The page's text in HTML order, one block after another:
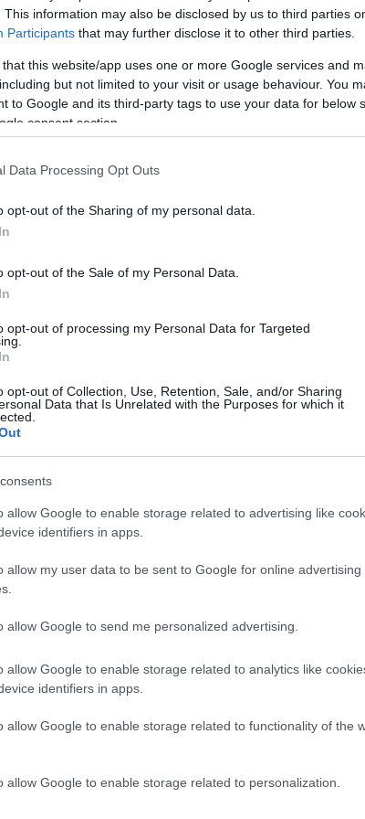
This information may also be disclosed by us to third parties
Participants that may further disclose it to other third parties.
that this website/app uses one or more Google services and
but not limited to your visit or usage behaviour. You
to Google and its third-party tags to use your data for below
consent section.
Data Processing Opt Outs
opt-out of the Sharing of my personal data.
opt-out of the Sale of my Personal Data.
opt-out of processing my Personal Data for Targeted
opt-out of Collection, Use, Retention, Sale, and/or Sharing
Data that Is Unrelated with the Purposes for which it
allow Google to enable storage related to advertising like
identifiers in apps.
allow my user data to be sent to Google for online advertising
allow Google to send me personalized advertising.
allow Google to enable storage related to analytics like
identifiers in apps.
allow Google to enable storage related to functionality of the
allow Google to enable storage related to personalization.
hogy elvettem előled a napot, és rámutatni,
hogy…
meg a hajad, húzd! Gyerünk! Ígérem, minden
mozdul semmi!
rántottad és még értetlenkedsz?
az oszlopnak vagy ennek a kalapnak legalább
hogy tényleg én rángatom a mindenséget.
a mindenségnek?
ők is mozdulnak, akkor honnan tudhatnám, hogy
a különbség. Melyik ér tehát többet: amit tudsz,
én megsúgom.
A jelenet több tanúja ezután hazament,
értelmezéseket vetett papírra. Lássunk egyet.